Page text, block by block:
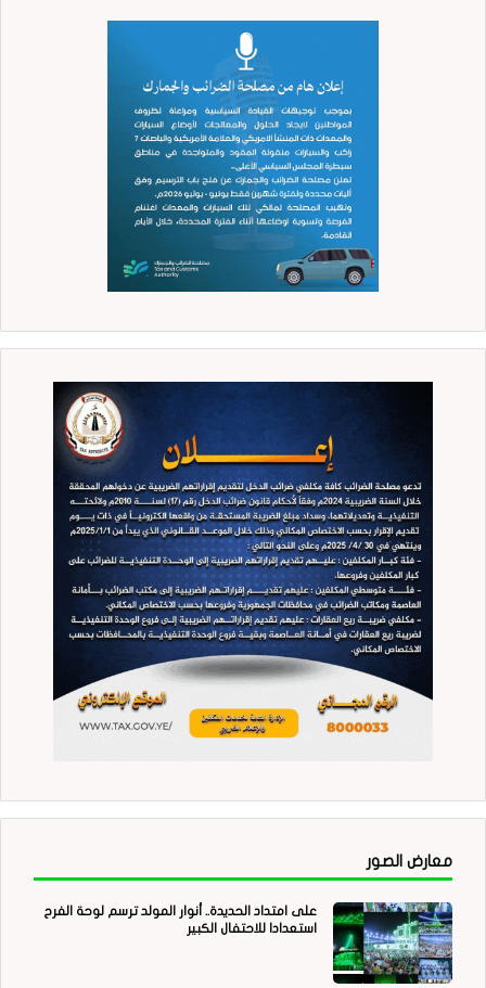
معارض الصور
على امتداد الحديدة.. أنوار المولد ترسم لوحة الفرح
استعدادا للاحتفال الكبير